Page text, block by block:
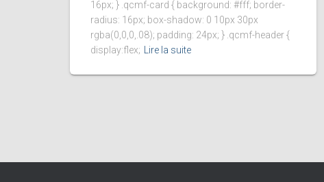
16px; } .qcmf-card { background: #fff; border-
radius: 16px; box-shadow: 0 10px 30px
rgba(0,0,0,.08); padding: 24px; } .qcmf-header {
display:flex;
Lire la suite